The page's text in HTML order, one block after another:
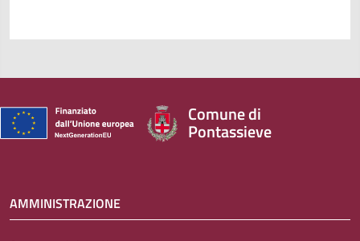
Comune di
Pontassieve
AMMINISTRAZIONE